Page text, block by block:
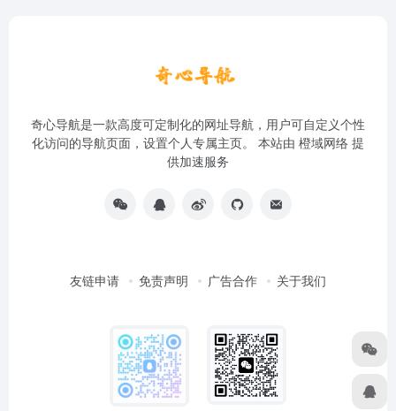
奇心导航是一款高度可定制化的网址导航，用户可自定义个性
化访问的导航页面，设置个人专属主页。 本站由 橙域网络 提
供加速服务
友链申请 免责声明 广告合作 关于我们